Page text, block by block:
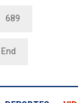
689
End